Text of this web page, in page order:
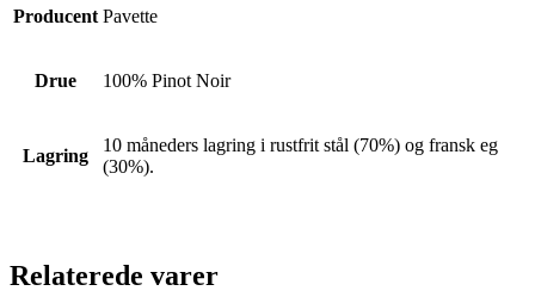
Producent Pavette
Drue 100% Pinot Noir
Lagring
10 måneders lagring i rustfrit stål (70%) og fransk eg
(30%).
Relaterede varer